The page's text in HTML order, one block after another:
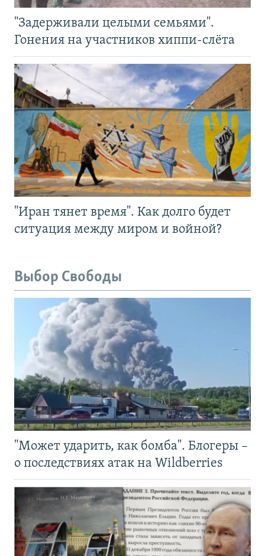
"Задерживали целыми семьями".
Гонения на участников хиппи-слёта
"Иран тянет время". Как долго будет
ситуация между миром и войной?
Выбор Свободы
"Может ударить, как бомба". Блогеры –
о последствиях атак на Wildberries